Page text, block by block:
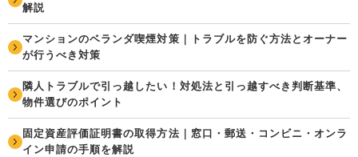
解説
マンションのベランダ喫煙対策｜トラブルを防ぐ方法とオーナー
が行うべき対策
隣人トラブルで引っ越したい！対処法と引っ越すべき判断基準、
物件選びのポイント
固定資産評価証明書の取得方法｜窓口・郵送・コンビニ・オンラ
イン申請の手順を解説